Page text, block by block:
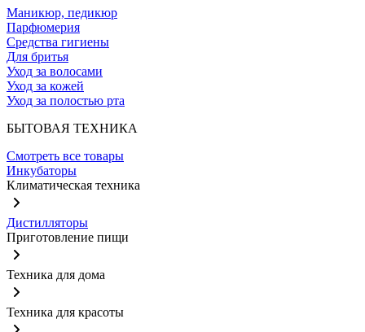
Маникюр, педикюр
Парфюмерия
Средства гигиены
Для бритья
Уход за волосами
Уход за кожей
Уход за полостью рта
БЫТОВАЯ ТЕХНИКА
Смотреть все товары
Инкубаторы
Климатическая техника
Дистилляторы
Приготовление пищи
Техника для дома
Техника для красоты